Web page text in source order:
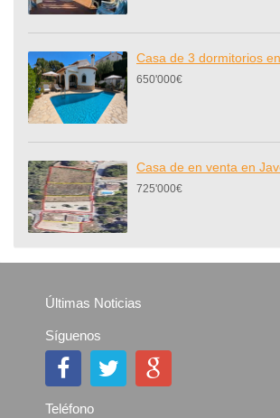
Casa de 3 dormitorios
650'000€
Casa de en venta en
725'000€
Últimas Noticias
Síguenos
Teléfono